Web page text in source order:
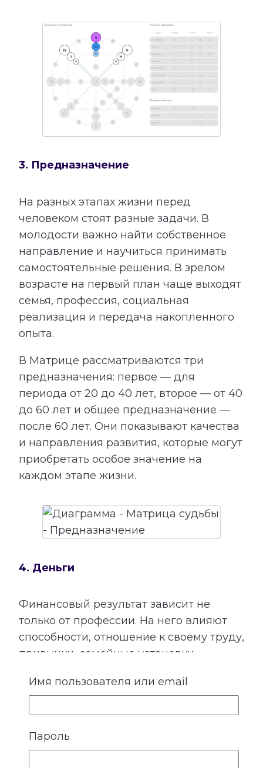
3. Предназначение
На разных этапах жизни перед
человеком стоят разные задачи. В
молодости важно найти собственное
направление и научиться принимать
самостоятельные решения. В зрелом
возрасте на первый план чаще выходят
семья, профессия, социальная
реализация и передача накопленного
опыта.
В Матрице рассматриваются три
предназначения: первое — для
периода от 20 до 40 лет, второе — от 40
до 60 лет и общее предназначение —
после 60 лет. Они показывают качества
и направления развития, которые могут
приобретать особое значение на
каждом этапе жизни.
4. Деньги
Финансовый результат зависит не
только от профессии. На него влияют
способности, отношение к своему труду,
привычки, семейные установки,
использовать открывающиеся
Расшифровка категории «Деньги»
показывает подходящие направления
Имя пользователя или email
Пароль